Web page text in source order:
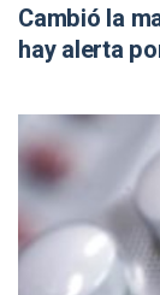
Cambió la
hay alerta